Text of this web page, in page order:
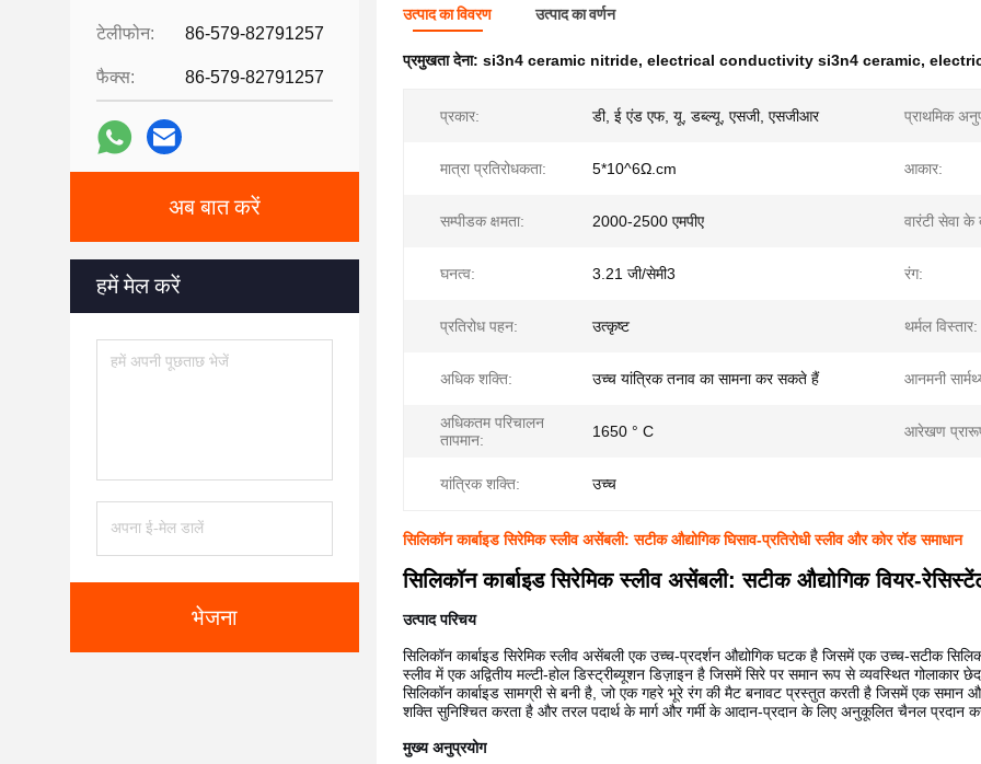
टेलीफोन: 86-579-82791257
फैक्स: 86-579-82791257
अब बात करें
हमें मेल करें
भेजना
उत्पाद का विवरण उत्पाद का वर्णन
प्रमुखता देना: si3n4 ceramic nitride, electrical conductivity si3n4 ceramic,
प्रकार: डी, ई एंड एफ, यू, डब्ल्यू, एसजी, एसजीआर प्राथमिक
मात्रा प्रतिरोधकता: 5*10^6Ω.cm आकार:
सम्पीडक क्षमता: 2000-2500 एमपीए वारंटी सेवा के
घनत्व: 3.21 जी/सेमी3 रंग:
प्रतिरोध पहन: उत्कृष्ट थर्मल विस्तार:
अधिक शक्ति: उच्च यांत्रिक तनाव का सामना कर सकते हैं आनमनी
अधिकतम परिचालन
तापमान:
1650 ° C आरेखण
यांत्रिक शक्ति: उच्च
सिलिकॉन कार्बाइड सिरेमिक स्लीव असेंबली: सटीक औद्योगिक घिसाव-प्रतिरोधी स्लीव और कोर रॉड समाधान
सिलिकॉन कार्बाइड सिरेमिक स्लीव असेंबली: सटीक औद्योगिक वियर-
उत्पाद परिचय
सिलिकॉन कार्बाइड सिरेमिक स्लीव असेंबली एक उच्च-प्रदर्शन औद्योगिक घटक है जिसमें एक उच्च-सटीक
स्लीव में एक अद्वितीय मल्टी-होल डिस्ट्रीब्यूशन डिज़ाइन है जिसमें सिरे पर समान रूप से व्यवस्थित
सिलिकॉन कार्बाइड सामग्री से बनी है, जो एक गहरे भूरे रंग की मैट बनावट प्रस्तुत करती है जिसमें एक
शक्ति सुनिश्चित करता है और तरल पदार्थ के मार्ग और गर्मी के आदान-प्रदान के लिए अनुकूलित चैनल प्रदान
मुख्य अनुप्रयोग